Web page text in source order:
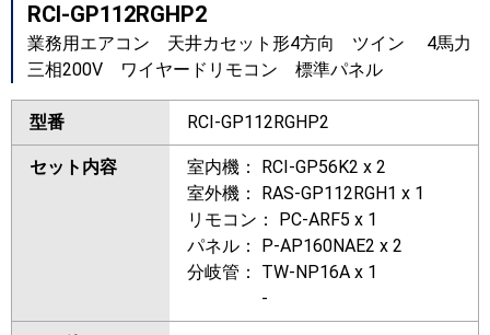
RCI-GP112RGHP2
業務用エアコン 天井カセット形4方向 ツイン 4馬力
三相200V ワイヤードリモコン 標準パネル
型番 RCI-GP112RGHP2
セット内容
室内機： RCI-GP56K2 x 2
室外機： RAS-GP112RGH1 x 1
リモコン： PC-ARF5 x 1
パネル： P-AP160NAE2 x 2
分岐管： TW-NP16A x 1
-